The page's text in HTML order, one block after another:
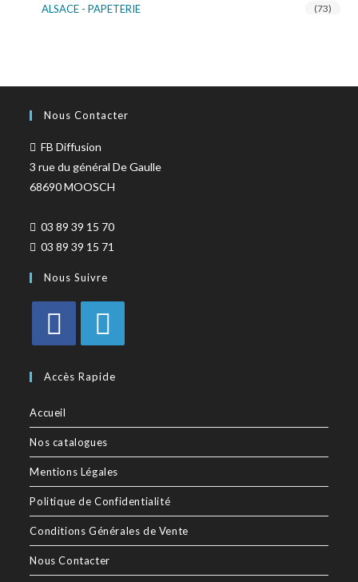
ALSACE - PAPETERIE (73)
Nous Contacter
FB Diffusion
3 rue du général De Gaulle
68690 MOOSCH
03 89 39 15 70
03 89 39 15 71
Nous Suivre
Accès Rapide
Accueil
Nos catalogues
Mentions Légales
Politique de Confidentialité
Conditions Générales de Vente
Nous Contacter